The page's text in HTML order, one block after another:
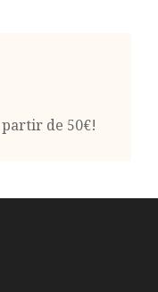
partir de 50€!